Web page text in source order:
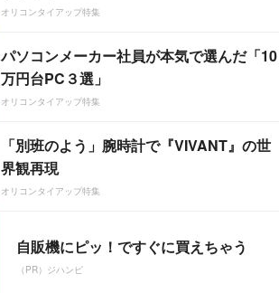
オリコンタイアップ特集
パソコンメーカー社員が本気で選んだ「10
万円台PC３選」
オリコンタイアップ特集
「別班のよう」腕時計で『VIVANT』の世
界観再現
オリコンタイアップ特集
自販機にピッ！ですぐに買えちゃう
（PR）ジハンピ